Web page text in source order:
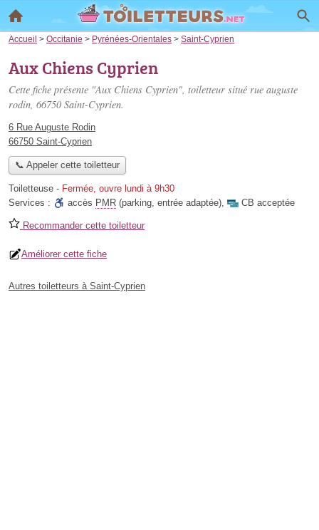
Accueil > Occitanie > Pyrénées-Orientales > Saint-Cyprien
Aux Chiens Cyprien
Cette fiche présente "Aux Chiens Cyprien", toiletteur situé rue auguste
rodin, 66750 Saint-Cyprien.
6 Rue Auguste Rodin
66750 Saint-Cyprien
📞 Appeler cette toiletteur
Toiletteuse - Fermée, ouvre lundi à 9h30
Services :
accès PMR (parking, entrée adaptée), CB acceptée
Recommander cette toiletteur
Améliorer cette fiche
Autres toiletteurs à Saint-Cyprien